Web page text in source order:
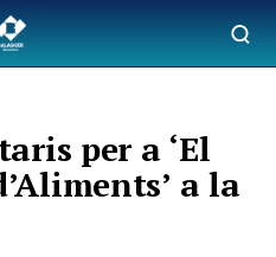
per a ‘El
a la